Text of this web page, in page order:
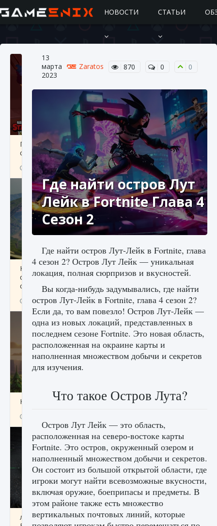
НОВОСТИ СТАТЬИ
Подробное руководство по получению
самоцветов Brawl Stars
10 августа 2024 2 685 0 1
Как исправить ошибку Palworld «Идет
сохранение мира — Невозможно начать
сохранение данных мира»
9 августа 2024 2 511 0 0
Как заработать медали лиги Clash of Clans
лицензии, лиги, команды и стадионы в EA
13
марта
2023
Zaratos 870 0 0
Где найти остров Лут
Лейк в Fortnite Глава 4
Сезон 2
Где найти остров Лут-Лейк в Fortnite, глава
4 сезон 2? Остров Лут Лейк — уникальная
локация, полная сюрпризов и вкусностей.
Вы когда-нибудь задумывались, где найти
остров Лут-Лейк в Fortnite, глава 4 сезон 2?
Если да, то вам повезло! Остров Лут-Лейк —
одна из новых локаций, представленных в
последнем сезоне Fortnite. Это новая область,
расположенная на окраине карты и
наполненная множеством добычи и секретов
для изучения.
Что такое Остров Лута?
Остров Лут Лейк — это область,
расположенная на северо-востоке карты
Fortnite. Это остров, окруженный озером и
наполненный множеством добычи и секретов.
Он состоит из большой открытой области, где
игроки могут найти всевозможные вкусности,
включая оружие, боеприпасы и предметы. В
этом районе также есть множество
вертикальных почтовых линий, которые